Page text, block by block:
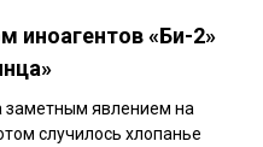
иноагентов «Би-2»
заметным явлением на
случилось хлопанье